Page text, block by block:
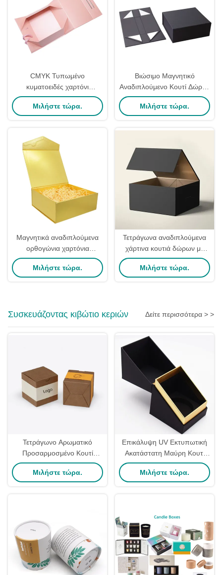
CMYK Τυπωμένο
κυματοειδές χαρτόνι
Τυλιζόμενο θυρίο δώρου /
ορθογώνιο σχήμα χαρτόνι
Μιλήστε τώρα.
Βιώσιμο Μαγνητικό
Αναδιπλούμενο Κουτί Δώρου
Μαύρο Χαρτί Αναδιπλούμενο
Κουτί Χαρτόνι Επίπεδης
Μιλήστε τώρα.
Μαγνητικά αναδιπλούμενα
ορθογώνια χαρτόνια
αναδιπλούμενα κουτιά για
συσκευασία κρασιού για
Μιλήστε τώρα.
Τετράγωνα αναδιπλούμενα
χάρτινα κουτιά δώρων με
μαγνητικό κλείσιμο και
καπάκι, ματ
Μιλήστε τώρα.
Συσκευάζοντας κιβώτιο κεριών Δείτε περισσότερα > >
Τετράγωνο Αρωματικό
Προσαρμοσμένο Κουτί
Κεριού Συσκευασία Δώρου
από Χαρτί Kraft Οικολογικό
Μιλήστε τώρα.
Επικάλυψη UV Εκτυπωτική
Ακατάστατη Μαύρη Κουτί
συσκευασίας κεριού με
κάλυμμα OEM
Μιλήστε τώρα.